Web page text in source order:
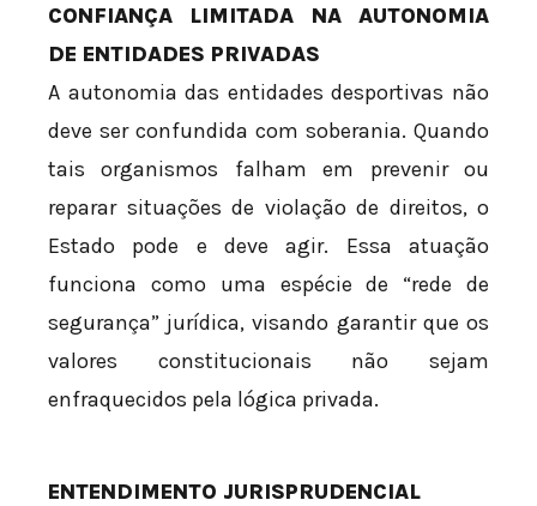
CONFIANÇA LIMITADA NA AUTONOMIA
DE ENTIDADES PRIVADAS
A autonomia das entidades desportivas não
deve ser confundida com soberania. Quando
tais organismos falham em prevenir ou
reparar situações de violação de direitos, o
Estado pode e deve agir. Essa atuação
funciona como uma espécie de “rede de
segurança” jurídica, visando garantir que os
valores constitucionais não sejam
enfraquecidos pela lógica privada.
ENTENDIMENTO JURISPRUDENCIAL